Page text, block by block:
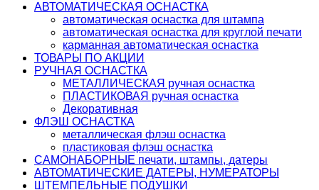
АВТОМАТИЧЕСКАЯ ОСНАСТКА
автоматическая оснастка для штампа
автоматическая оснастка для круглой печати
карманная автоматическая оснастка
ТОВАРЫ ПО АКЦИИ
РУЧНАЯ ОСНАСТКА
МЕТАЛЛИЧЕСКАЯ ручная оснастка
ПЛАСТИКОВАЯ ручная оснастка
Декоративная
ФЛЭШ ОСНАСТКА
металлическая флэш оснастка
пластиковая флэш оснастка
САМОНАБОРНЫЕ печати, штампы, датеры
АВТОМАТИЧЕСКИЕ ДАТЕРЫ, НУМЕРАТОРЫ
ШТЕМПЕЛЬНЫЕ ПОДУШКИ